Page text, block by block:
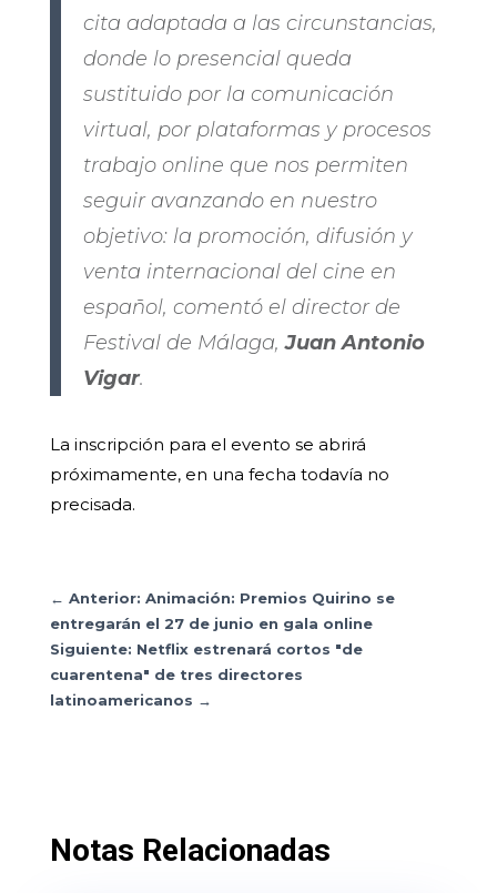
cita adaptada a las circunstancias,
donde lo presencial queda
sustituido por la comunicación
virtual, por plataformas y procesos
trabajo online que nos permiten
seguir avanzando en nuestro
objetivo: la promoción, difusión y
venta internacional del cine en
español, comentó el director de
Festival de Málaga, Juan Antonio
Vigar.
La inscripción para el evento se abrirá
próximamente, en una fecha todavía no
precisada.
← Anterior: Animación: Premios Quirino se
entregarán el 27 de junio en gala online
Siguiente: Netflix estrenará cortos "de
cuarentena" de tres directores
latinoamericanos →
Notas Relacionadas